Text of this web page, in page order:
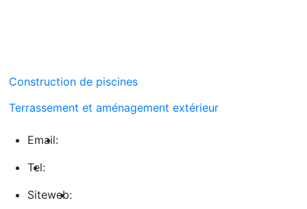
Construction de piscines
Terrassement et aménagement extérieur
Email:
Tel:
Siteweb: